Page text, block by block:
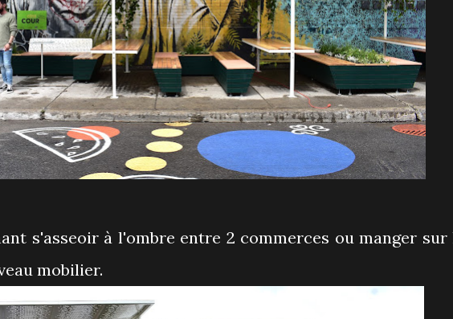
s'asseoir à l'ombre entre 2 commerces ou manger sur
mobilier.